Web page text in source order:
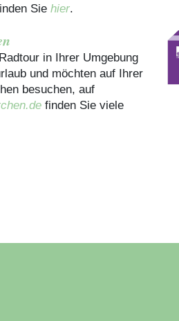
Sie hier.
in Ihrer Umgebung
und möchten auf Ihrer
besuchen, auf
finden Sie viele